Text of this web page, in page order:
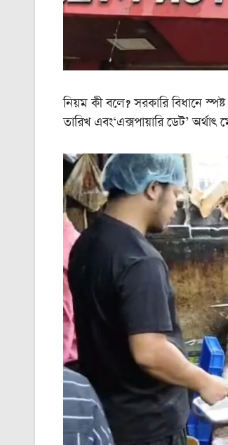
নিয়ম কী বলে? সরকারি বিধানে স্পষ্ট
তারিখ এবং‘এক্সপায়ারি ডেট’